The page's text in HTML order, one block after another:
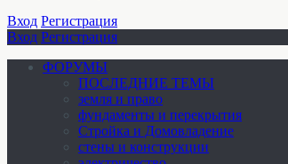
Вход Регистрация
Вход Регистрация
ФОРУМЫ
ПОСЛЕДНИЕ ТЕМЫ
земля и право
фундаменты и перекрытия
Стройка и Домовладение
стены и конструкции